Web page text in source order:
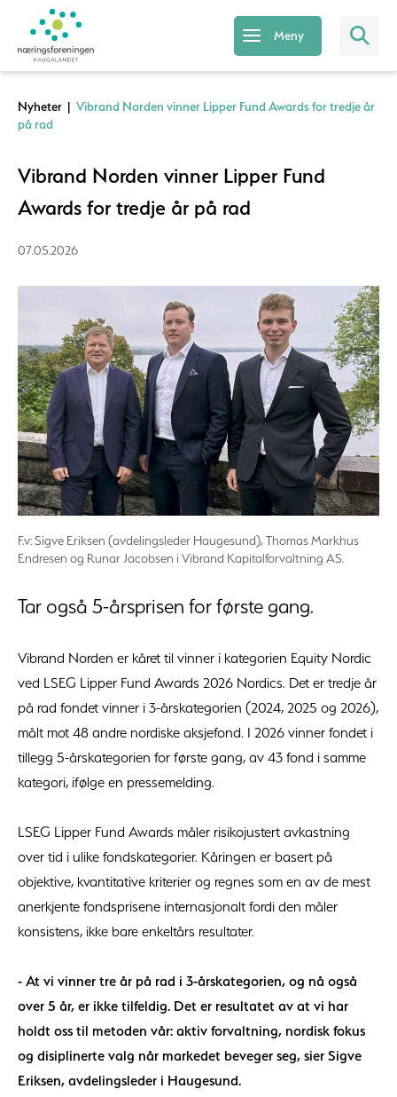
Meny
Nyheter | Vibrand Norden vinner Lipper Fund Awards for tredje år
på rad
Vibrand Norden vinner Lipper Fund
Awards for tredje år på rad
07.05.2026
F.v: Sigve Eriksen (avdelingsleder Haugesund), Thomas Markhus
Endresen og Runar Jacobsen i Vibrand Kapitalforvaltning AS.
Tar også 5-årsprisen for første gang.
Vibrand Norden er kåret til vinner i kategorien Equity Nordic
ved LSEG Lipper Fund Awards 2026 Nordics. Det er tredje år
på rad fondet vinner i 3-årskategorien (2024, 2025 og 2026),
målt mot 48 andre nordiske aksjefond. I 2026 vinner fondet i
tillegg 5-årskategorien for første gang, av 43 fond i samme
kategori, ifølge en pressemelding.
LSEG Lipper Fund Awards måler risikojustert avkastning
over tid i ulike fondskategorier. Kåringen er basert på
objektive, kvantitative kriterier og regnes som en av de mest
anerkjente fondsprisene internasjonalt fordi den måler
konsistens, ikke bare enkeltårs resultater.
- At vi vinner tre år på rad i 3-årskategorien, og nå også
over 5 år, er ikke tilfeldig. Det er resultatet av at vi har
holdt oss til metoden vår: aktiv forvaltning, nordisk fokus
og disiplinerte valg når markedet beveger seg, sier Sigve
Eriksen, avdelingsleder i Haugesund.